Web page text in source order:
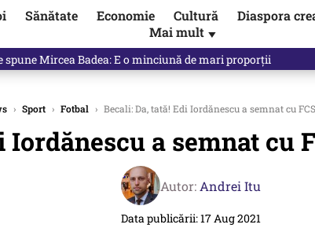
Sănătate Economie Cultură Diaspora
Mai mult ▼
Ponta, Chirieac anticipa totul. Cine este acum în pericol /
› Sport › Fotbal › Becali: Da, tată! Edi Iordănescu a semnat cu
Iordănescu a semnat cu
Autor: Andrei Itu
Data publicării: 17 Aug 2021